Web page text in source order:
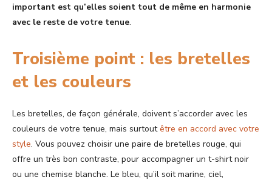
important est qu’elles soient tout de même en harmonie
avec le reste de votre tenue.
Troisième point : les bretelles
et les couleurs
Les bretelles, de façon générale, doivent s’accorder avec les
couleurs de votre tenue, mais surtoutêtre en accord avec votre
style. Vous pouvez choisir une paire de bretelles rouge, qui
offre un très bon contraste, pour accompagner un t-shirt noir
ou une chemise blanche. Le bleu, qu’il soit marine, ciel,